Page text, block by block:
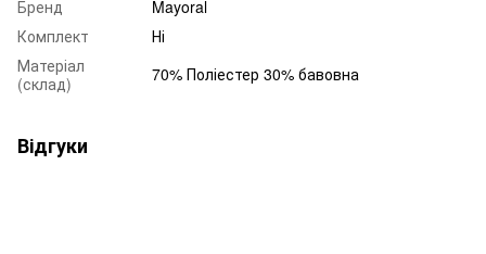
Бренд
Mayoral
Комплект
Ні
Матеріал
(склад)
70% Поліестер 30% бавовна
Відгуки